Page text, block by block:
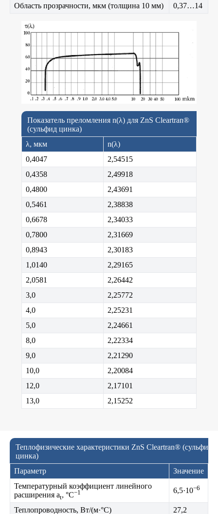
Область прозрачности, мкм (толщина 10 мм) 0,37…14
Показатель преломления n(λ) для ZnS Cleartran®
(сульфид цинка)
λ, мкм
n(λ)
0,4047
2,54515
0,4358
2,49918
0,4800
2,43691
0,5461
2,38838
0,6678
2,34033
0,7800
2,31669
0,8943
2,30183
1,0140
2,29165
2,0581
2,26442
3,0
2,25772
4,0
2,25231
5,0
2,24661
8,0
2,22334
9,0
2,21290
10,0
2,20084
12,0
2,17101
13,0
2,15252
Теплофизические характеристики ZnS Cleartran® (сульфид
цинка)
Параметр
Значение
Температурный коэффициент линейного
расширения at, °C−1 6,5·10−6
Теплопроводность, Вт/(м·°C) 27,2